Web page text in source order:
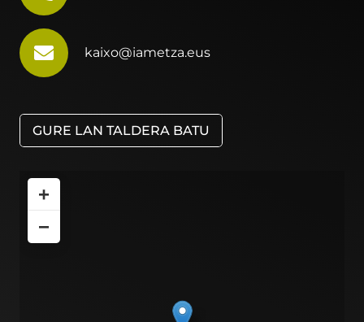
kaixo@iametza.eus
GURE LAN TALDERA BATU
+
−